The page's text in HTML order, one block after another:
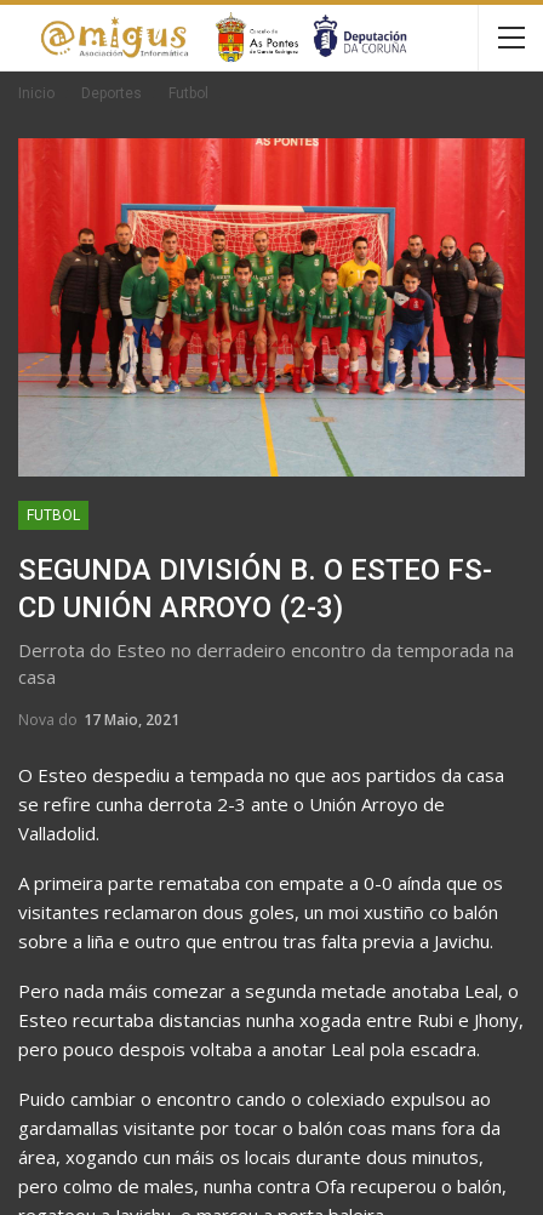
Inicio Deportes Futbol
FUTBOL
SEGUNDA DIVISIÓN B. O ESTEO FS-
CD UNIÓN ARROYO (2-3)
Derrota do Esteo no derradeiro encontro da temporada na
casa
Nova do 17 Maio, 2021
O Esteo despediu a tempada no que aos partidos da casa
se refire cunha derrota 2-3 ante o Unión Arroyo de
Valladolid.
A primeira parte remataba con empate a 0-0 aínda que os
visitantes reclamaron dous goles, un moi xustiño co balón
sobre a liña e outro que entrou tras falta previa a Javichu.
Pero nada máis comezar a segunda metade anotaba Leal, o
Esteo recurtaba distancias nunha xogada entre Rubi e Jhony,
pero pouco despois voltaba a anotar Leal pola escadra.
Puido cambiar o encontro cando o colexiado expulsou ao
gardamallas visitante por tocar o balón coas mans fora da
área, xogando cun máis os locais durante dous minutos,
pero colmo de males, nunha contra Ofa recuperou o balón,